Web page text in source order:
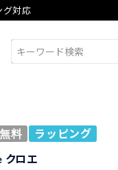
グ対応
料
ラッピング
クロエ